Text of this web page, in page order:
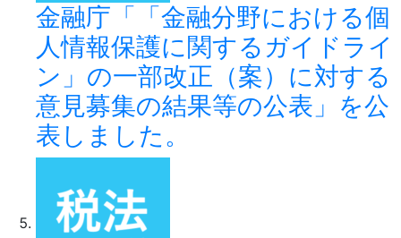
金融庁「「金融分野における個
人情報保護に関するガイドライ
ン」の一部改正（案）に対する
意見募集の結果等の公表」を公
表しました。